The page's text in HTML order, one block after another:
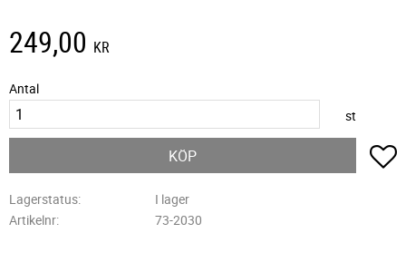
249,00 KR
Antal
st
KÖP
Lagerstatus
I lager
Artikelnr
73-2030